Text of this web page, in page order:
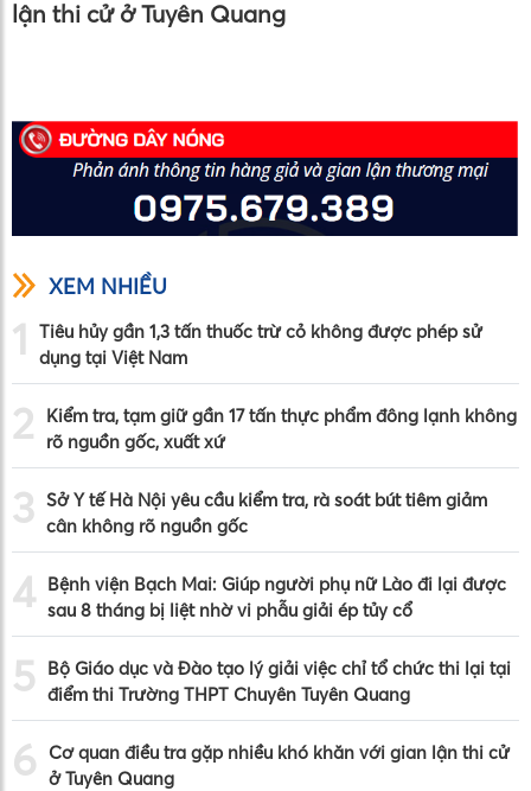
lận thi cử ở Tuyên Quang
XEM NHIỀU
1
Tiêu hủy gần 1,3 tấn thuốc trừ cỏ không được phép sử
dụng tại Việt Nam
2
Kiểm tra, tạm giữ gần 17 tấn thực phẩm đông lạnh không
rõ nguồn gốc, xuất xứ
3 Sở Y tế Hà Nội yêu cầu kiểm tra, rà soát bút tiêm giảm
cân không rõ nguồn gốc
4 Bệnh viện Bạch Mai: Giúp người phụ nữ Lào đi lại được
sau 8 tháng bị liệt nhờ vi phẫu giải ép tủy cổ
5
Bộ Giáo dục và Đào tạo lý giải việc chỉ tổ chức thi lại tại
điểm thi Trường THPT Chuyên Tuyên Quang
6
Cơ quan điều tra gặp nhiều khó khăn với gian lận thi cử
ở Tuyên Quang